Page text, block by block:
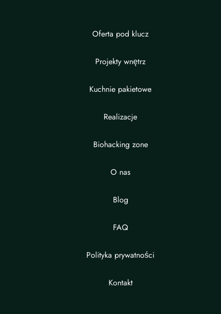
Oferta pod klucz
Projekty wnętrz
Kuchnie pakietowe
Realizacje
Biohacking zone
O nas
Blog
FAQ
Polityka prywatności
Kontakt